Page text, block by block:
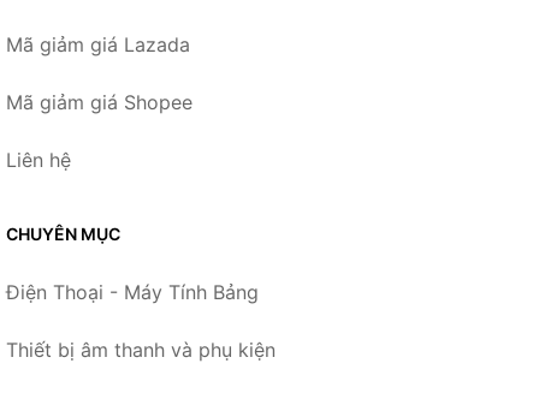
Mã giảm giá Lazada
Mã giảm giá Shopee
Liên hệ
CHUYÊN MỤC
Điện Thoại - Máy Tính Bảng
Thiết bị âm thanh và phụ kiện